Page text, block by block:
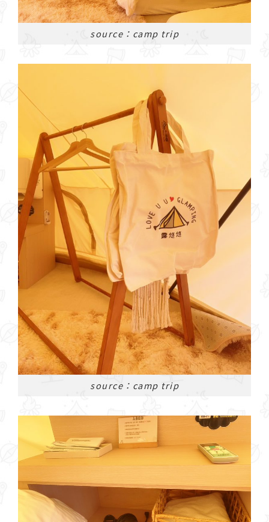
source：camp trip
source：camp trip